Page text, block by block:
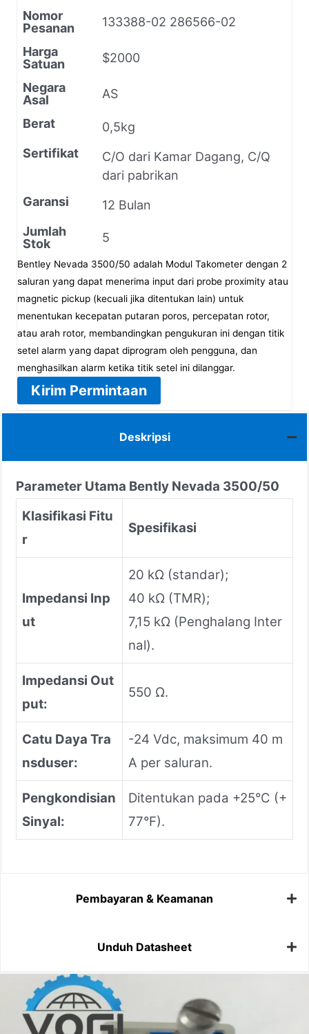
Nomor
Pesanan
133388-02 286566-02
Harga
Satuan
$2000
Negara
Asal
AS
Berat
0,5kg
Sertifikat
C/O dari Kamar Dagang, C/Q
dari pabrikan
Garansi
12 Bulan
Jumlah
Stok
5
Bentley Nevada 3500/50 adalah Modul Takometer dengan 2
saluran yang dapat menerima input dari probe proximity atau
magnetic pickup (kecuali jika ditentukan lain) untuk
menentukan kecepatan putaran poros, percepatan rotor,
atau arah rotor, membandingkan pengukuran ini dengan titik
setel alarm yang dapat diprogram oleh pengguna, dan
menghasilkan alarm ketika titik setel ini dilanggar.
Kirim Permintaan
Deskripsi
Parameter Utama Bently Nevada 3500/50
Klasifikasi Fitu
r
Spesifikasi
Impedansi Inp
ut
20 kΩ (standar);
40 kΩ (TMR);
7,15 kΩ (Penghalang Inter
nal).
Impedansi Out
put:
550 Ω.
Catu Daya Tra
nsduser:
-24 Vdc, maksimum 40 m
A per saluran.
Pengkondisian
Sinyal:
Ditentukan pada +25°C (+
77°F).
Pembayaran & Keamanan
Unduh Datasheet